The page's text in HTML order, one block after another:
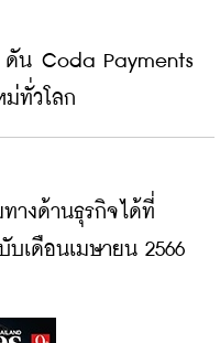
ดัน Coda Payments
ม่ทั่วโลก
างด้านธุรกิจได้ที่
เดือนเมษายน 2566